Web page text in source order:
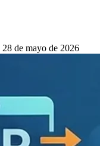
28 de mayo de 2026